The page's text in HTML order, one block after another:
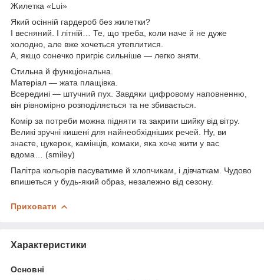
Жилетка «Lui»
Який осінній гардероб без жилетки?
І весняний. І літній… Те, що треба, коли наче й не дуже
холодно, але вже хочеться утеплитися.
А, якщо сонечко пригріє сильніше — легко зняти.
Стильна й функціональна.
Матеріал — жата плащівка.
Всередині — штучний пух. Завдяки цифровому наповненню,
він рівномірно розподіляється та не збивається.
Комір за потреби можна підняти та закрити шийку від вітру.
Великі зручні кишені для найнеобхідніших речей. Ну, ви
знаєте, цукерок, камінців, комахи, яка хоче жити у вас
вдома… (smiley)
Палітра кольорів пасуватиме й хлопчикам, і дівчаткам. Чудово
впишеться у будь-який образ, незалежно від сезону.
Приховати
Характеристики
Основні